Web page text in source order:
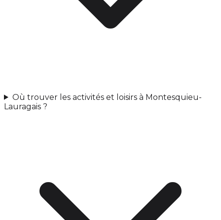
Où trouver les activités et loisirs à Montesquieu-
Lauragais ?